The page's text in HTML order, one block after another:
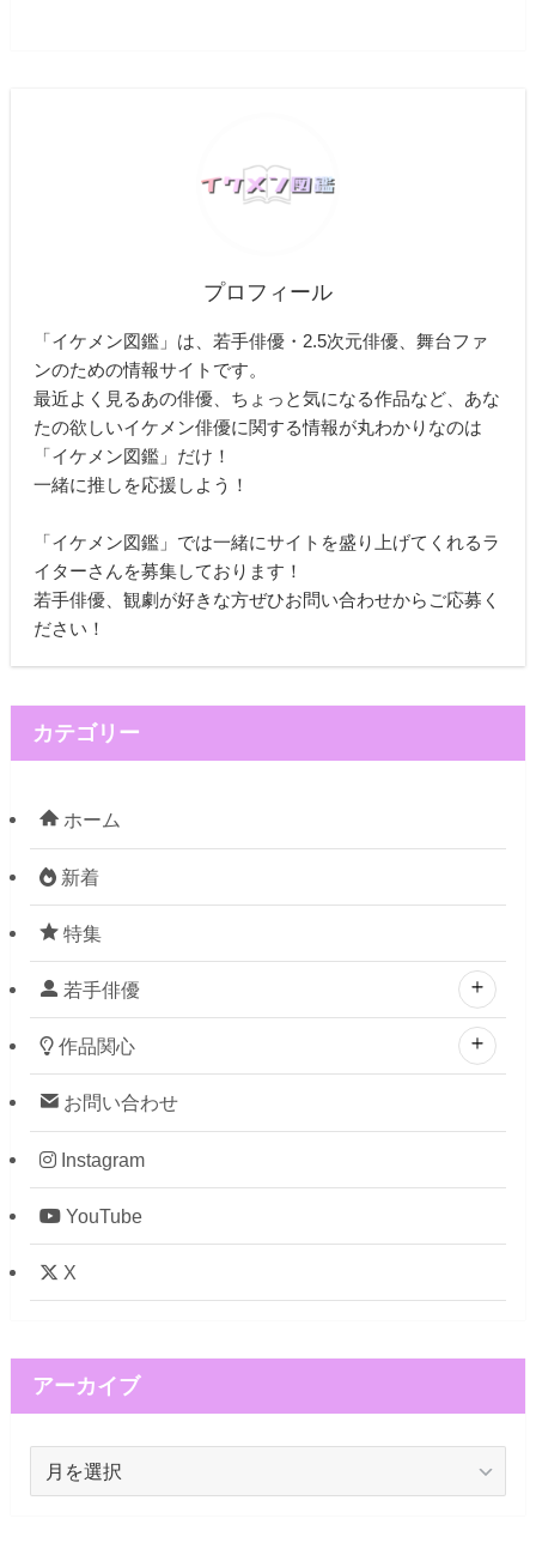
プロフィール
「イケメン図鑑」は、若手俳優・2.5次元俳優、舞台ファ
ンのための情報サイトです。
最近よく見るあの俳優、ちょっと気になる作品など、あな
たの欲しいイケメン俳優に関する情報が丸わかりなのは
「イケメン図鑑」だけ！
一緒に推しを応援しよう！
「イケメン図鑑」では一緒にサイトを盛り上げてくれるラ
イターさんを募集しております！
若手俳優、観劇が好きな方ぜひお問い合わせからご応募く
ださい！
カテゴリー
ホーム
新着
特集
若手俳優
作品関心
お問い合わせ
Instagram
YouTube
X
アーカイブ